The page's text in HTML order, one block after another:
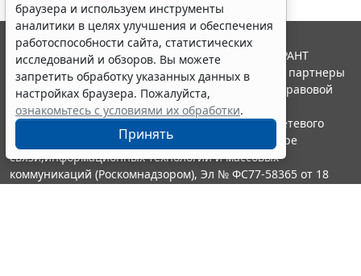
браузера и используем инструменты
аналитики в целях улучшения и обеспечения
работоспособности сайта, статистических
исследований и обзоров. Вы можете
запретить обработку указанных данных в
настройках браузера. Пожалуйста,
ознакомьтесь с условиями их обработки.
Принять
© ООО "НПП "ГАРАНТ-СЕРВИС", 2026. Система ГАРАНТ
выпускается с 1990 года. Компания "Гарант" и ее партнеры
являются участниками Российской ассоциации правовой
информации ГАРАНТ.
Портал ГАРАНТ.РУ зарегистрирован в качестве сетевого
издания Федеральной службой по надзору в сфере
связи,информационных технологий и массовых
коммуникаций (Роскомнадзором), Эл № ФС77-58365 от 18